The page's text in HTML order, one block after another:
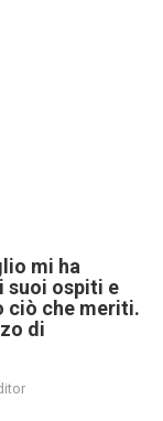
mi ha
suoi ospiti e
ciò che meriti.
di